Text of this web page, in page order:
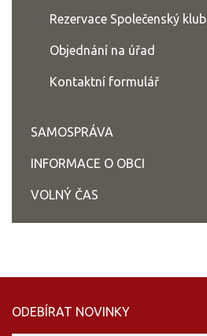
Rezervace Společenský klub
Objednání na úřad
Kontaktní formulář
SAMOSPRÁVA
INFORMACE O OBCI
VOLNÝ ČAS
ODEBÍRAT NOVINKY